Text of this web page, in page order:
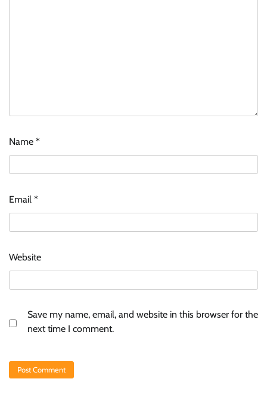
Name *
Email *
Website
Save my name, email, and website in this browser for the
next time I comment.